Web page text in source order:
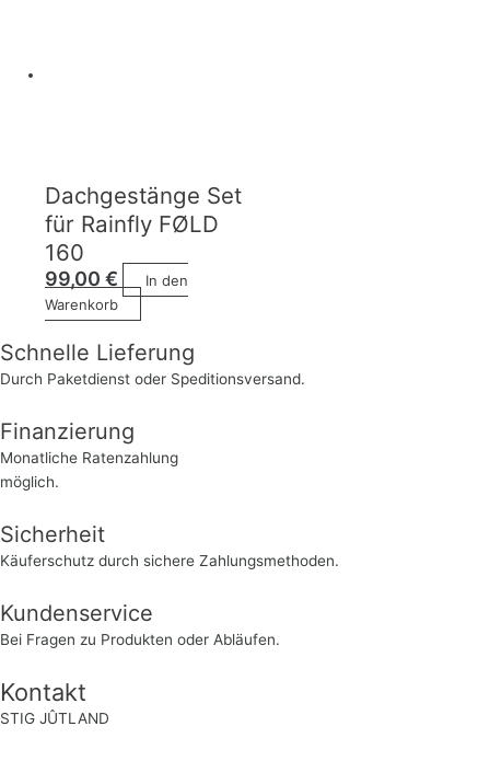
Dachgestänge Set
für Rainfly FØLD
160
99,00€
In den
Warenkorb
Schnelle Lieferung
Durch Paketdienst oder Speditionsversand.
Finanzierung
Monatliche Ratenzahlung
möglich.
Sicherheit
Käuferschutz durch sichere Zahlungsmethoden.
Kundenservice
Bei Fragen zu Produkten oder Abläufen.
Kontakt
STIG JÛTLAND